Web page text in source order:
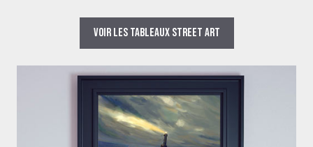
Voir les tableaux Street Art